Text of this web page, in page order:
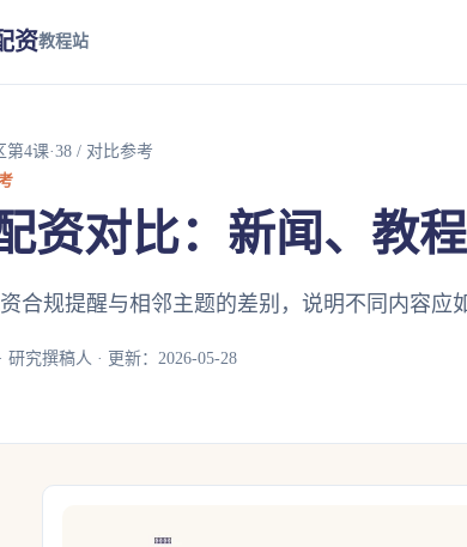
资教程站
第4课·38 / 对比参考
资对比：新闻、教
合规提醒与相邻主题的差别，说明不同内容应
研究撰稿人 · 更新：2026-05-28